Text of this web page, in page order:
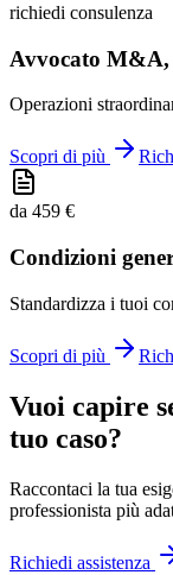
richiedi consulenza
Avvocato M&A,
Operazioni
Scopri di più
da 459 €
Condizioni
Standardizza i tuoi
Scopri di più
Vuoi capire
tuo caso?
Raccontaci la tua
professionista più
Richiedi assistenza